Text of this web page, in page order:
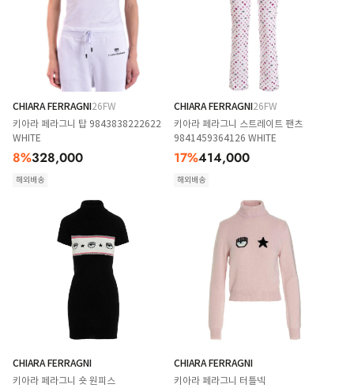
CHIARA FERRAGNI26FW
키아라 페라그니 탑 9843838222622
WHITE
8%328,000
해외배송
CHIARA FERRAGNI26FW
키아라 페라그니 스트레이트 팬츠
9841459364126 WHITE
17%414,000
해외배송
CHIARA FERRAGNI
키아라 페라그니 숏 원피스
CHIARA FERRAGNI
키아라 페라그니 터틀넥